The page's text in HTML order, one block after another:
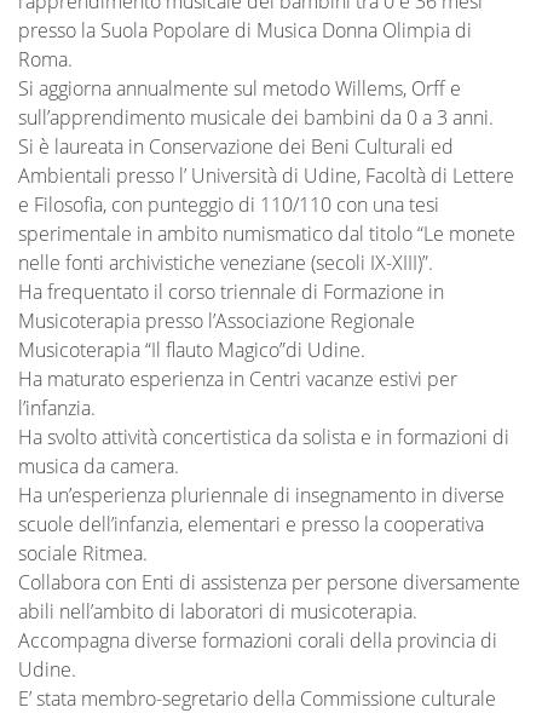
presso la Suola Popolare di Musica Donna Olimpia di
Roma.
Si aggiorna annualmente sul metodo Willems, Orff e
sull’apprendimento musicale dei bambini da 0 a 3 anni.
Si è laureata in Conservazione dei Beni Culturali ed
Ambientali presso l’ Università di Udine, Facoltà di Lettere
e Filosofia, con punteggio di 110/110 con una tesi
sperimentale in ambito numismatico dal titolo “Le monete
nelle fonti archivistiche veneziane (secoli IX-XIII)”.
Ha frequentato il corso triennale di Formazione in
Musicoterapia presso l’Associazione Regionale
Musicoterapia “Il flauto Magico”di Udine.
Ha maturato esperienza in Centri vacanze estivi per
l’infanzia.
Ha svolto attività concertistica da solista e in formazioni di
musica da camera.
Ha un’esperienza pluriennale di insegnamento in diverse
scuole dell’infanzia, elementari e presso la cooperativa
sociale Ritmea.
Collabora con Enti di assistenza per persone diversamente
abili nell’ambito di laboratori di musicoterapia.
Accompagna diverse formazioni corali della provincia di
Udine.
E’ stata membro-segretario della Commissione culturale